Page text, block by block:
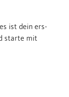
ist dein ers­
star­te mit